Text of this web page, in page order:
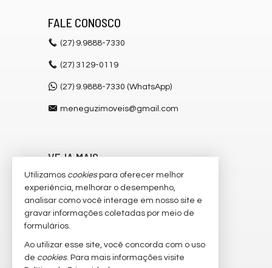
FALE CONOSCO
(27) 9.9888-7330
(27) 3129-0119
(27) 9.9888-7330 (WhatsApp)
meneguzimoveis@gmail.com
VEJA MAIS
receba nosso newsletter
cadastre seu imóvel
mapa de imóveis
trabalhe conosco
Utilizamos cookiespara oferecer melhor
experiência, melhorar o desempenho,
analisar como você interage em nosso site e
gravar informações coletadas por meio de
formulários.
Ao utilizar esse site, você concorda com o uso
de cookies. Para mais informações visite